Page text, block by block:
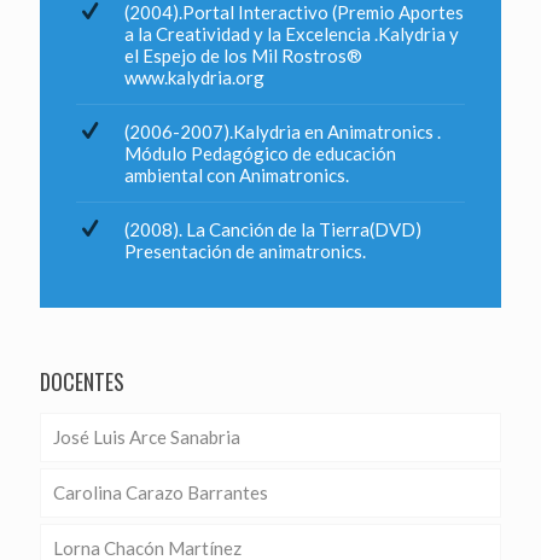
(2004).Portal Interactivo (Premio Aportes
a la Creatividad y la Excelencia .Kalydria y
el Espejo de los Mil Rostros®
www.kalydria.org
(2006-2007).Kalydria en Animatronics .
Módulo Pedagógico de educación
ambiental con Animatronics.
(2008). La Canción de la Tierra(DVD)
Presentación de animatronics.
DOCENTES
José Luis Arce Sanabria
Carolina Carazo Barrantes
Lorna Chacón Martínez